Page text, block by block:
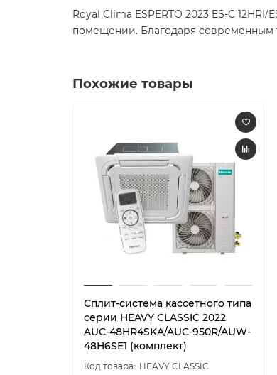
Royal Clima ESPERTO 2023 ES-C
помещении. Благодаря современным
Похожие товары
Сплит-система кассетного типа
серии HEAVY CLASSIC 2022
AUC-48HR4SKA/AUC-950R/AUW-
48H6SE1 (комплект)
HEAVY CLASSIC